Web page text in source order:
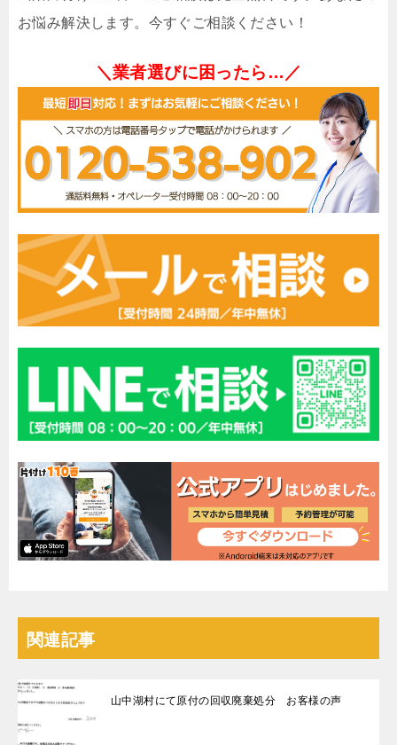
お悩み解決します。今すぐご相談ください！
＼業者選びに困ったら…／
関連記事
山中湖村にて原付の回収廃棄処分 お客様の声